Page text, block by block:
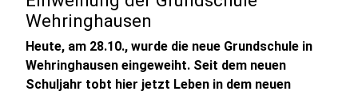
Wehringhausen
Heute, am 28.10., wurde die neue Grundschule in
Wehringhausen eingeweiht. Seit dem neuen
Schuljahr tobt hier jetzt Leben in dem neuen